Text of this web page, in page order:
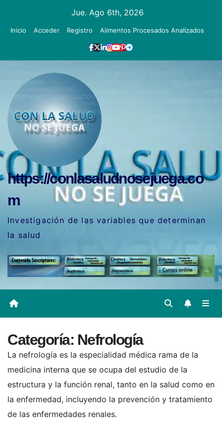
Jue. Ago 6th, 2026
Inicio Acceder Registro Alimentos Procesados Analizados
https://conlasaludnosejuega.co
m
Investigación de las variables que determinan
la salud
Categoría: Nefrología
La nefrología es la especialidad médica rama de la
medicina interna que se ocupa del estudio de la
estructura y la función renal, tanto en la salud como en
la enfermedad, incluyendo la prevención y tratamiento
de las enfermedades renales.